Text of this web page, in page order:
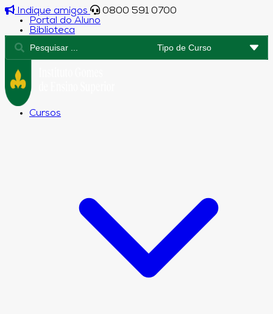
Indique amigos
0800 591 0700
Portal do Aluno
Biblioteca
Cursos